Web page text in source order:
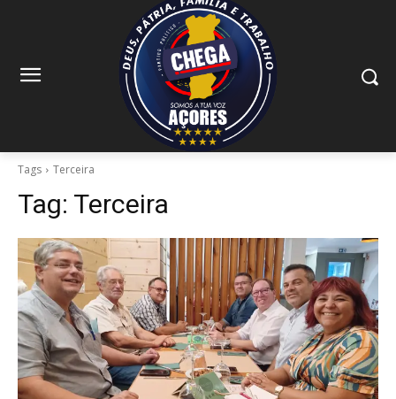
Tags Terceira
Tag: Terceira